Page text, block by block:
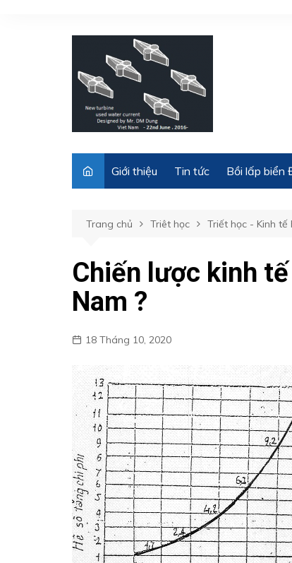
Giới thiệu Tin tức Bồi lấp biển
Trang chủ Triêt học Triết học - Kinh tế
Chiến lược kinh
Nam ?
18 Tháng 10, 2020